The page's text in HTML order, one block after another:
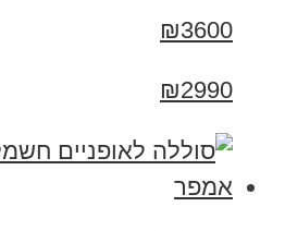
₪3600
₪2990